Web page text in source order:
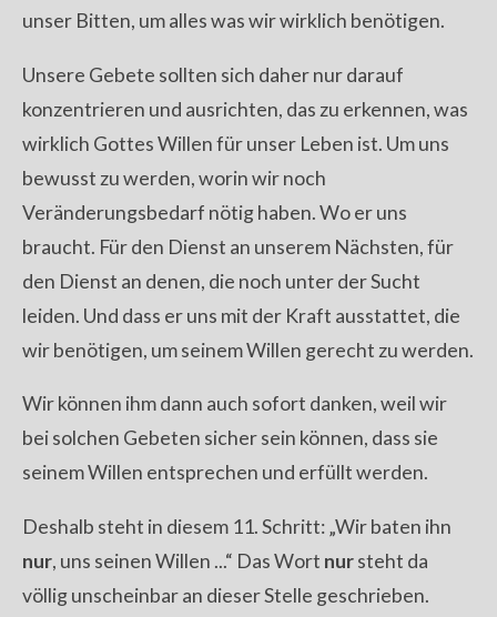
unser Bitten, um alles was wir wirklich benötigen.
Unsere Gebete sollten sich daher nur darauf
konzentrieren und ausrichten, das zu erkennen, was
wirklich Gottes Willen für unser Leben ist. Um uns
bewusst zu werden, worin wir noch
Veränderungsbedarf nötig haben. Wo er uns
braucht. Für den Dienst an unserem Nächsten, für
den Dienst an denen, die noch unter der Sucht
leiden. Und dass er uns mit der Kraft ausstattet, die
wir benötigen, um seinem Willen gerecht zu werden.
Wir können ihm dann auch sofort danken, weil wir
bei solchen Gebeten sicher sein können, dass sie
seinem Willen entsprechen und erfüllt werden.
Deshalb steht in diesem 11. Schritt: „Wir baten ihn
nur, uns seinen Willen ...“ Das Wort nursteht da
völlig unscheinbar an dieser Stelle geschrieben.